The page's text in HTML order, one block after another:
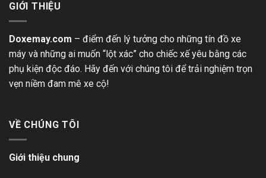
GIỚI THIỆU
Doxemay.com – điểm đến lý tưởng cho những tín đồ xe
máy và những ai muốn “lột xác” cho chiếc xế yêu bằng các
phụ kiện độc đáo. Hãy đến với chúng tôi để trải nghiệm trọn
vẹn niềm đam mê xe cộ!
VỀ CHÚNG TÔI
Giới thiệu chung